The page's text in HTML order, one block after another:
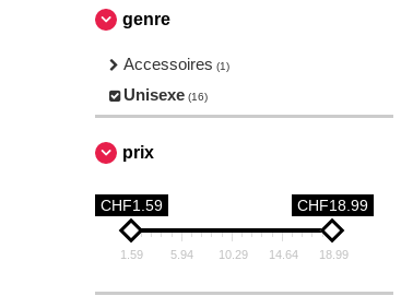
genre
Accessoires (1)
Unisexe (16)
prix
CHF1.59 CHF18.99
1.59 5.94 10.29 14.64 18.99